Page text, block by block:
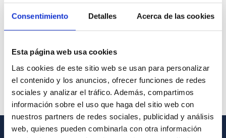
Consentimiento Detalles Acerca de las cookies
Esta página web usa cookies
Las cookies de este sitio web se usan para personalizar
el contenido y los anuncios, ofrecer funciones de redes
sociales y analizar el tráfico. Además, compartimos
información sobre el uso que haga del sitio web con
nuestros partners de redes sociales, publicidad y análisis
web, quienes pueden combinarla con otra información